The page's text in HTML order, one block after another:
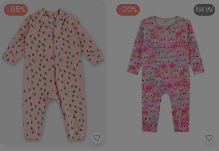
-65%
Up Baby - Macacão Suedine
-20% NEW